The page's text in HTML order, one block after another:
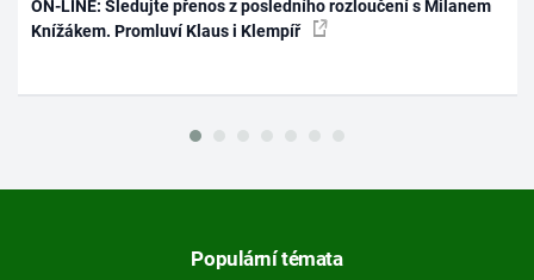
ON-LINE: Sledujte přenos z posledního rozloučení s Milanem
Knížákem. Promluví Klaus i Klempíř
Populární témata